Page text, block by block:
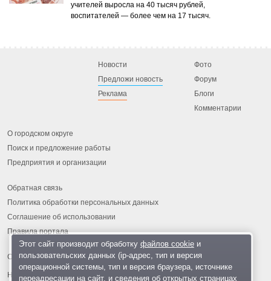
учителей выросла на 40 тысяч рублей,
воспитателей — более чем на 17 тысяч.
Новости
Предложи новость
Реклама
Фото
Форум
Блоги
Комментарии
О городском округе
Поиск и предложение работы
Предприятия и организации
Обратная связь
Политика обработки персональных данных
Соглашение об использовании
Правила портала
На информационном ресурсе применяются рекомендательные
Этот сайт производит обработку файлов cookieи
пользовательских данных (ip-адрес, тип и версия
операционной системы, тип и версия браузера, источнике
переадресации на сайт, и сведения об открытых страницах